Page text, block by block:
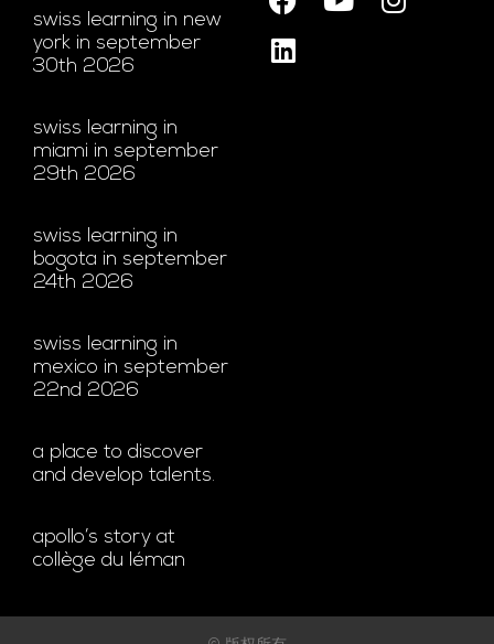
swiss learning in new
york in september
30th 2026
swiss learning in
miami in september
29th 2026
swiss learning in
bogota in september
24th 2026
swiss learning in
mexico in september
22nd 2026
a place to discover
and develop talents.
apollo’s story at
collège du léman